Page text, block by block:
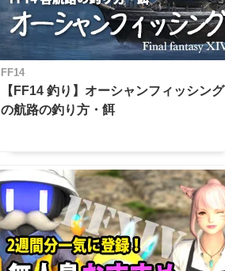
FF14
【FF14 釣り】オーシャンフィッシング
の航路の釣り方・餌